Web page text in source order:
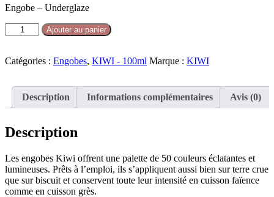
Engobe – Underglaze
Ajouter au panier
Catégories : Engobes, KIWI - 100ml Marque : KIWI
Description Informations complémentaires Avis (0)
Description
Les engobes Kiwi offrent une palette de 50 couleurs éclatantes et
lumineuses. Prêts à l’emploi, ils s’appliquent aussi bien sur terre crue
que sur biscuit et conservent toute leur intensité en cuisson faïence
comme en cuisson grès.